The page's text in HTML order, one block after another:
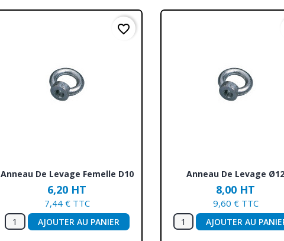
Aperçu rapide
Anneau De Levage Femelle D10
6,20 HT
7,44 € TTC
AJOUTER AU PANIER
favorite_border
Aperçu rapide
Anneau De Levage Ø12
8,00 HT
9,60 € TTC
AJOUTER AU